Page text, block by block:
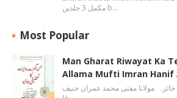
مکمل 3 جلدیں b…
Most Popular
Man Gharat Riwayat Ka
Allama Mufti Imran Hanif
مولانا مفتی محمد عمران حنیف